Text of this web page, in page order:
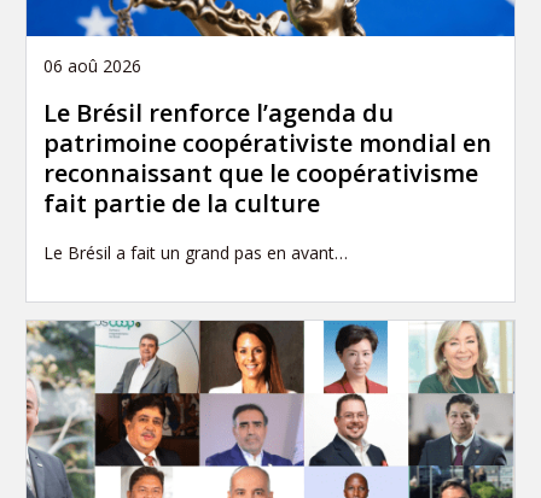
06 aoû 2026
Le Brésil renforce l’agenda du
patrimoine coopérativiste mondial en
reconnaissant que le coopérativisme
fait partie de la culture
Le Brésil a fait un grand pas en avant…